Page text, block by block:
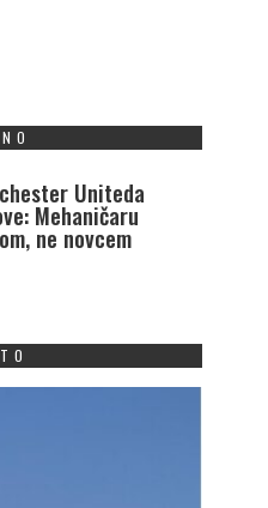
Uniteda
Mehaničaru
ne novcem